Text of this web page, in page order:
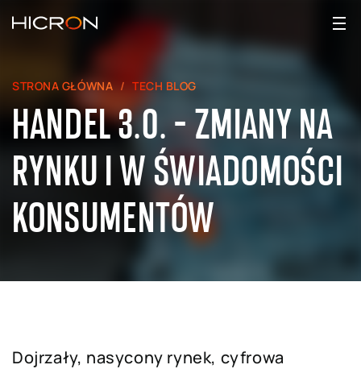
STRONA GŁÓWNA TECH BLOG
HANDEL 3.0. - ZMIANY NA
RYNKU I W ŚWIADOMOŚCI
KONSUMENTÓW
Dojrzały, nasycony rynek, cyfrowa